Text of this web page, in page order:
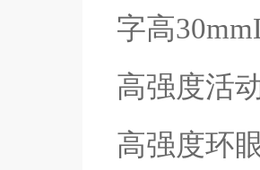
字高
高强度活
高强度环